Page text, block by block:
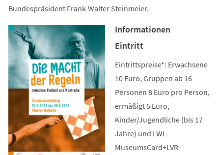
Bundespräsident Frank-Walter Steinmeier.
Informationen
Eintritt
Eintrittspreise*: Erwachsene
10 Euro, Gruppen ab 16
Personen 8 Euro pro Person,
ermäßigt 5 Euro,
Kinder/Jugendliche (bis 17
Jahre) und LWL-
MuseumsCard+LVR-